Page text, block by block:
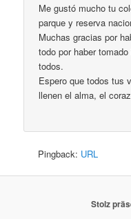
Me gustó mucho tu
parque y reserva
Muchas gracias por
todo por haber
todos.
Espero que todos tus
llenen el alma, el
Pingback: URL
Stolz